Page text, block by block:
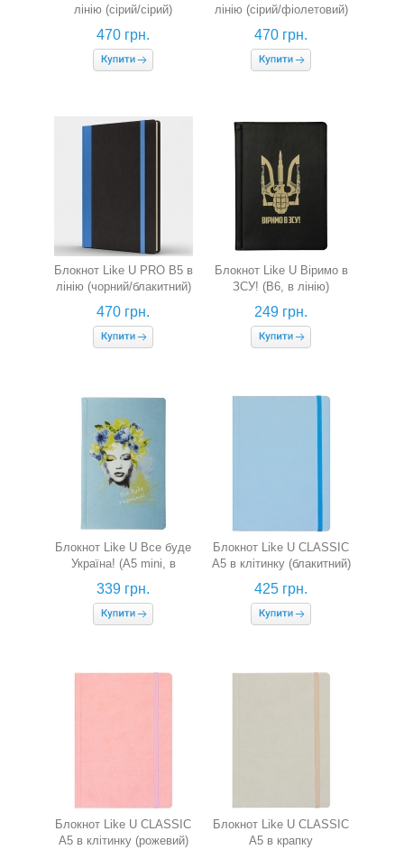
лінію (сірий/сірий)
470 грн.
лінію (сірий/фіолетовий)
470 грн.
Блокнот Like U PRO В5 в
лінію (чорний/блакитний)
470 грн.
Блокнот Like U Віримо в
ЗСУ! (B6, в лінію)
249 грн.
Блокнот Like U Все буде
Україна! (A5 mini, в
крапку)
339 грн.
Блокнот Like U CLASSIC
A5 в клітинку (блакитний)
425 грн.
Блокнот Like U CLASSIC
A5 в клітинку (рожевий)
Блокнот Like U CLASSIC
A5 в крапку